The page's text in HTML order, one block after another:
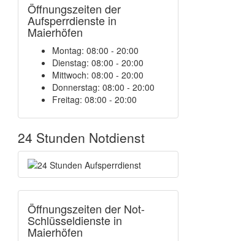
Öffnungszeiten der
Aufsperrdienste in
Maierhöfen
Montag: 08:00 - 20:00
Dienstag: 08:00 - 20:00
Mittwoch: 08:00 - 20:00
Donnerstag: 08:00 - 20:00
Freitag: 08:00 - 20:00
24 Stunden Notdienst
Öffnungszeiten der Not-
Schlüsseldienste in
Maierhöfen